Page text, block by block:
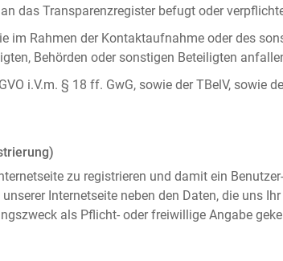
das Transparenzregister befugt oder
im Rahmen der Kontaktaufnahme oder des
Behörden oder sonstigen Beteiligten
i.V.m. § 18 ff. GwG, sowie der TBelV, sowie
zu registrieren und damit ein
Internetseite neben den Daten, die uns
als Pflicht- oder freiwillige Angabe